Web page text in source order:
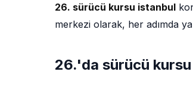
26. sürücü kursu istanbul
merkezi olarak, her adımda
26.'da sürücü